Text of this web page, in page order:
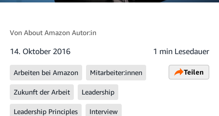
Von About Amazon Autor:in
14. Oktober 2016 1 min Lesedauer
Arbeiten bei Amazon Mitarbeiter:innen
Zukunft der Arbeit Leadership
Leadership Principles Interview
Teilen